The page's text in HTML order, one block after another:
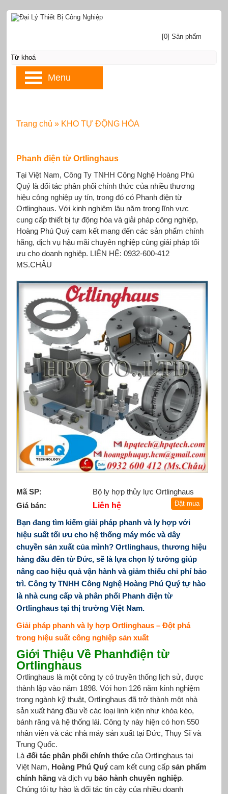
Phanh điện từ Ortlinghaus
Tại Việt Nam, Công Ty TNHH Công Nghệ Hoàng Phú
Quý là đối tác phân phối chính thức của nhiều thương
hiệu công nghiệp uy tín, trong đó có Phanh điện từ
Ortlinghaus. Với kinh nghiệm lâu năm trong lĩnh vực
cung cấp thiết bị tự động hóa và giải pháp công nghiệp,
Hoàng Phú Quý cam kết mang đến các sản phẩm chính
hãng, dịch vụ hậu mãi chuyên nghiệp cùng giải pháp tối
ưu cho doanh nghiệp. LIÊN HỆ: 0932-600-412
MS.CHÂU
Mã SP:
Bộ ly hợp thủy lực Ortlinghaus
Giá bán:
Liên hệ
Bạn đang tìm kiếm giải pháp phanh và ly hợpvới
hiệu suất tối ưucho hệ thống máy móc và dây
chuyền sản xuất của mình? Ortlinghaus, thương hiệu
hàng đầu đến từ Đức, sẽ là lựa chọn lý tưởng giúp
nâng cao hiệu quả vận hànhvà giảm thiểu chi phí bảo
trì. Công ty TNHH Công Nghệ Hoàng Phú Quý tự hào
là nhà cung cấp và phân phối Phanh điện từ
Ortlinghaus tại thị trường Việt Nam.
Giải pháp phanh và ly hợp Ortlinghaus – Đột phá
trong hiệu suất công nghiệp sản xuất
Giới Thiệu Về Phanhđiện từ
Ortlinghaus
Ortlinghaus là một công ty có truyền thống lịch sử, được
thành lập vào năm 1898. Với hơn 126 năm kinh nghiệm
trong ngành kỹ thuật, Ortlinghaus đã trở thành một nhà
sản xuất hàng đầu về các loại linh kiện như khóa kéo,
bánh răng và hệ thống lái. Công ty này hiện có hơn 550
nhân viên và các nhà máy sản xuất tại Đức, Thụy Sĩ và
Trung Quốc.
Là đối tác phân phối chính thứccủa Ortlinghaus tại
Việt Nam, Hoàng Phú Quýcam kết cung cấp sản phẩm
chính hãngvà dịch vụ bảo hành chuyên nghiệp.
Chúng tôi tự hào là đối tác tin cậy của nhiều doanh
Trang chủ » KHO TỰ ĐỘNG HÓA
[0] Sản phẩm
Menu